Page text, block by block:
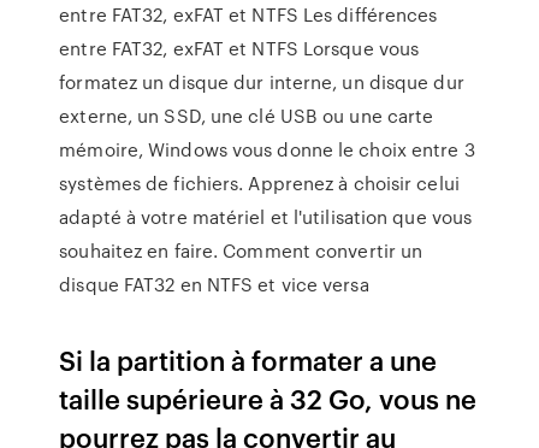
entre FAT32, exFAT et NTFS Les différences
entre FAT32, exFAT et NTFS Lorsque vous
formatez un disque dur interne, un disque dur
externe, un SSD, une clé USB ou une carte
mémoire, Windows vous donne le choix entre 3
systèmes de fichiers. Apprenez à choisir celui
adapté à votre matériel et l'utilisation que vous
souhaitez en faire. Comment convertir un
disque FAT32 en NTFS et vice versa
Si la partition à formater a une
taille supérieure à 32 Go, vous ne
pourrez pas la convertir au